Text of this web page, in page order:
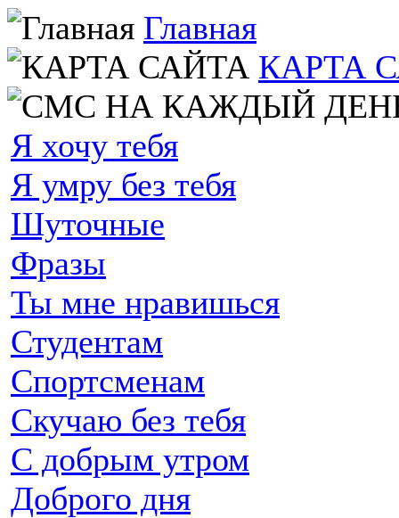
Главная
КАРТА
Я хочу тебя
Я умру без тебя
Шуточные
Фразы
Ты мне нравишься
Студентам
Спортсменам
Скучаю без тебя
С добрым утром
Доброго дня